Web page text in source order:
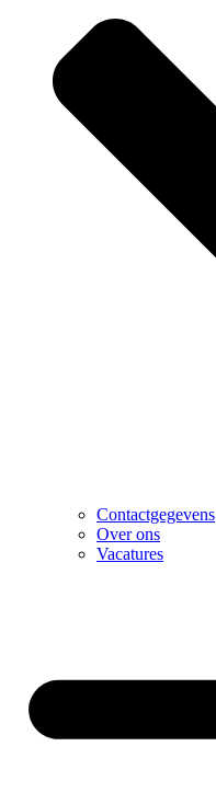
Contactgegevens
Over ons
Vacatures